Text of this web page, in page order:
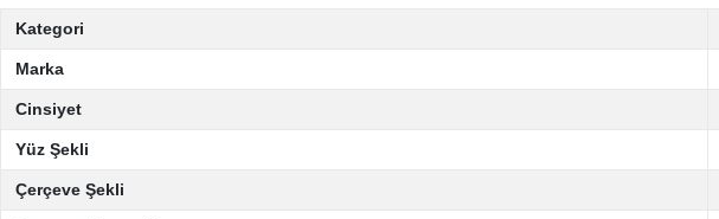
Kategori
Marka
Cinsiyet
Yüz Şekli
Çerçeve Şekli